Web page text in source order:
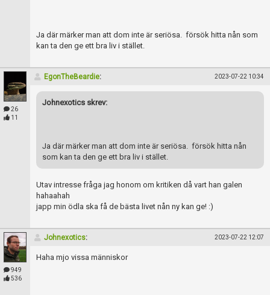
Ja där märker man att dom inte är seriösa. försök hitta nån som
kan ta den ge ett bra liv i stället.
26
11
EgonTheBeardie: 2023-07-22 10:34
Johnexotics skrev:
Ja där märker man att dom inte är seriösa. försök hitta nån
som kan ta den ge ett bra liv i stället.
Utav intresse fråga jag honom om kritiken då vart han galen
hahaahah
japp min ödla ska få de bästa livet nån ny kan ge! :)
949
536
Johnexotics: 2023-07-22 12:07
Haha mjo vissa människor